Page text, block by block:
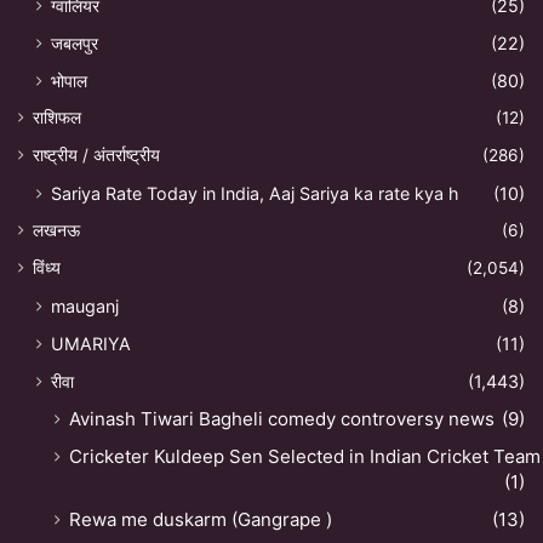
ग्वालियर
(25)
जबलपुर
(22)
भोपाल
(80)
राशिफल
(12)
राष्ट्रीय / अंतर्राष्ट्रीय
(286)
Sariya Rate Today in India, Aaj Sariya ka rate kya h (10)
लखनऊ
(6)
विंध्य
(2,054)
mauganj
(8)
UMARIYA
(11)
रीवा
(1,443)
Avinash Tiwari Bagheli comedy controversy news (9)
Cricketer Kuldeep Sen Selected in Indian Cricket Team
(1)
Rewa me duskarm (Gangrape )
(13)